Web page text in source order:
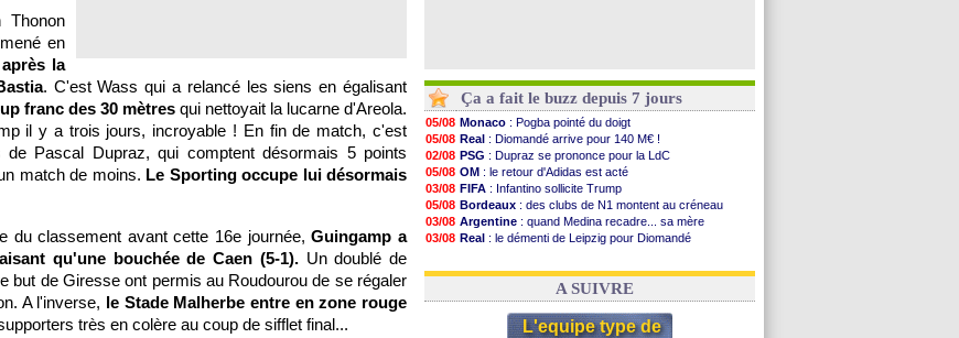
en
la
. C'est Wass qui a relancé les siens en égalisant
franc des 30 mètres qui nettoyait la lucarne d'Areola.
il y a trois jours, incroyable ! En fin de match, c'est
Pascal Dupraz, qui comptent désormais 5 points
match de moins. Le Sporting occupe lui désormais
du classement avant cette 16e journée,Guingamp a
qu'une bouchée de Caen (5-1).Un doublé de
but de Giresse ont permis au Roudourou de se régaler
A l'inverse, le Stade Malherbe entre en zone rouge
très en colère au coup de sifflet final...
Ça a fait le buzz depuis 7 jours
05/08 Monaco : Pogba pointé du doigt
05/08 Real : Diomandé arrive pour 140 M€ !
02/08 PSG : Dupraz se prononce pour la LdC
05/08 OM : le retour d'Adidas est acté
03/08 FIFA : Infantino sollicite Trump
05/08 Bordeaux : des clubs de N1 montent au créneau
03/08 Argentine : quand Medina recadre... sa mère
03/08 Real : le démenti de Leipzig pour Diomandé
03/08 OM: Paixão attire un 2e club anglais
A SUIVRE
L'equipe type de